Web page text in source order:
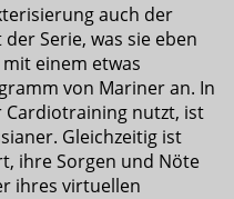
auch der
Serie, was sie eben
einem etwas
von Mariner an. In
Cardiotraining nutzt, ist
Gleichzeitig ist
ihre Sorgen und Nöte
ihres virtuellen